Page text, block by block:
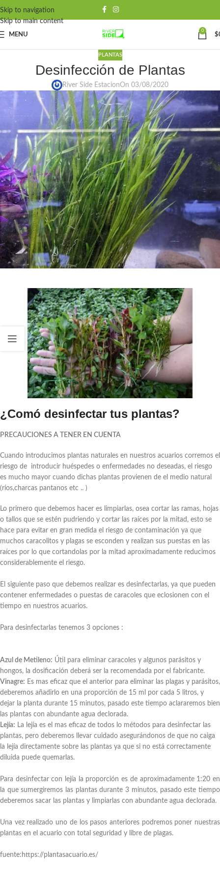
Skip to navigation
Skip to main content
MENU
0
$
PLANTAS
Desinfección de Plantas
River Side EstacionOn 03/08/2020
¿Comó desinfectar tus plantas?
PRECAUCIONES A TENER EN CUENTA
Cuando introducimos plantas naturales en nuestros acuarios corremos el
riesgo de introducir huéspedes o enfermedades no deseadas, el riesgo
es mucho mayor cuando dichas plantas provienen de el medio natural
(ríos,charcas pantanos etc .. )
Lo primero que debemos hacer es limpiarlas, osea cortar las ramas, hojas
o tallos que se estén pudriendo y cortar las raíces por la mitad, esto se
hace para evitar en gran medida el riesgo de contaminación ya que
muchos caracolitos y plagas se esconden y realizan sus puestas en las
raíces por lo que cortandolas por la mitad aproximadamente reducimos
considerablemente el riesgo.
El siguiente paso que debemos realizar es desinfectarlas, ya que pueden
contener enfermedades o puestas de caracoles que eclosionen con el
tiempo en nuestros acuarios.
Para desinfectarlas tenemos 3 opciones :
Azul de Metileno: Útil para eliminar caracoles y algunos parásitos y
hongos, la dosificación deberá ser la recomendada por el fabricante.
Vinagre: Es mas eficaz que el anterior para eliminar las plagas y parásitos,
deberemos añadirlo en una proporción de 15 ml por cada 5 litros, y
dejar la planta durante 15 minutos, pasado este tiempo aclararemos bien
las plantas con abundante agua declorada.
Lejía: La lejía es el mas eficaz de todos lo métodos para desinfectar las
plantas, pero deberemos llevar cuidado asegurándonos de que no caiga
la lejía directamente sobre las plantas ya que si no está correctamente
diluida puede quemarlas.
Para desinfectar con lejía la proporción es de aproximadamente 1:20 en
la que sumergiremos las plantas durante 3 minutos, pasado este tiempo
deberemos sacar las plantas y limpiarlas con abundante agua declorada.
Una vez realizado uno de los pasos anteriores podremos poner nuestras
plantas en el acuario con total seguridad y libre de plagas.
fuente:https://plantasacuario.es/